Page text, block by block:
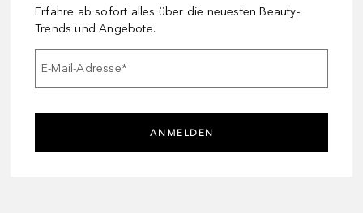
Erfahre ab sofort alles über die neuesten Beauty-
Trends und Angebote.
E-Mail-Adresse*
ANMELDEN